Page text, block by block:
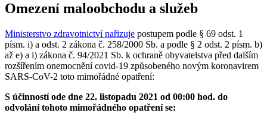
Omezení maloobchodu a služeb
Ministerstvo zdravotnictví nařizuje postupem podle § 69 odst. 1
písm. i) a odst. 2 zákona č. 258/2000 Sb. a podle § 2 odst. 2 písm. b)
až e) a i) zákona č. 94/2021 Sb. k ochraně obyvatelstva před dalším
rozšířením onemocnění covid-19 způsobeného novým koronavirem
SARS-CoV-2 toto mimořádné opatření:
S účinností ode dne 22. listopadu 2021 od 00:00 hod. do
odvolání tohoto mimořádného opatření se: